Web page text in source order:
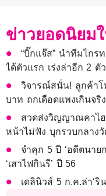
ข่าวยอดนิยม
“บิ๊กแจ๊ส” นำทีมไกร
ได้ตัวแรก เร่งล่าอีก 2
วิจารณ์สนั่น! ลูกค้าโ
บาท ถกเดือดแพงเกินจริ
สวดส่งวิญญาณคาไฮ
หน้าไม่ฟัง บุกรวบกลางวั
จำคุก 5 ปี ‘อดีตนาย
‘เสาไฟกินรี’ ปี 56
เดลินิวส์ 5 ก.ค.ล่า‘